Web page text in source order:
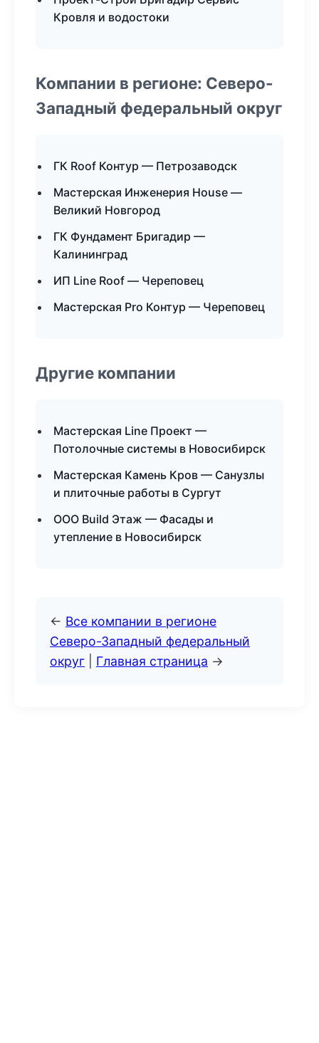
Кровля и водостоки
Компании в регионе: Северо-
Западный федеральный округ
ГК Roof Контур — Петрозаводск
Мастерская Инженерия House —
Великий Новгород
ГК Фундамент Бригадир —
Калининград
ИП Line Roof — Череповец
Мастерская Pro Контур — Череповец
Другие компании
Мастерская Line Проект —
Потолочные системы в Новосибирск
Мастерская Камень Кров — Санузлы
и плиточные работы в Сургут
ООО Build Этаж — Фасады и
утепление в Новосибирск
← Все компании в регионе
Северо-Западный федеральный
округ
Главная страница →